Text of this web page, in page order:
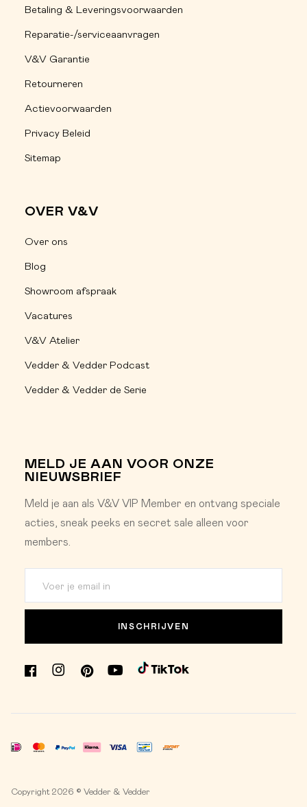
Betaling & Leveringsvoorwaarden
Reparatie-/serviceaanvragen
V&V Garantie
Retourneren
Actievoorwaarden
Privacy Beleid
Sitemap
OVER V&V
Over ons
Blog
Showroom afspraak
Vacatures
V&V Atelier
Vedder & Vedder Podcast
Vedder & Vedder de Serie
MELD JE AAN VOOR ONZE
NIEUWSBRIEF
Meld je aan als V&V VIP Member en ontvang speciale
acties, sneak peeks en secret sale alleen voor
members.
INSCHRIJVEN
Copyright 2026 © Vedder & Vedder